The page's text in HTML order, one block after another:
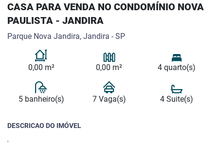
CASA PARA VENDA NO CONDOMÍNIO NOVA
PAULISTA - JANDIRA
Parque Nova Jandira, Jandira - SP
0,00 m² 0,00 m² 4 quarto(s)
5 banheiro(s) 7 Vaga(s) 4 Suite(s)
DESCRICAO DO IMÓVEL
'